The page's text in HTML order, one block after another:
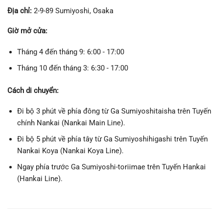
Địa chỉ: 2-9-89 Sumiyoshi, Osaka
Giờ mở cửa:
Tháng 4 đến tháng 9: 6:00 - 17:00
Tháng 10 đến tháng 3: 6:30 - 17:00
Cách di chuyển:
Đi bộ 3 phút về phía đông từ Ga Sumiyoshitaisha trên Tuyến
chính Nankai (Nankai Main Line).
Đi bộ 5 phút về phía tây từ Ga Sumiyoshihigashi trên Tuyến
Nankai Koya (Nankai Koya Line).
Ngay phía trước Ga Sumiyoshi-toriimae trên Tuyến Hankai
(Hankai Line).